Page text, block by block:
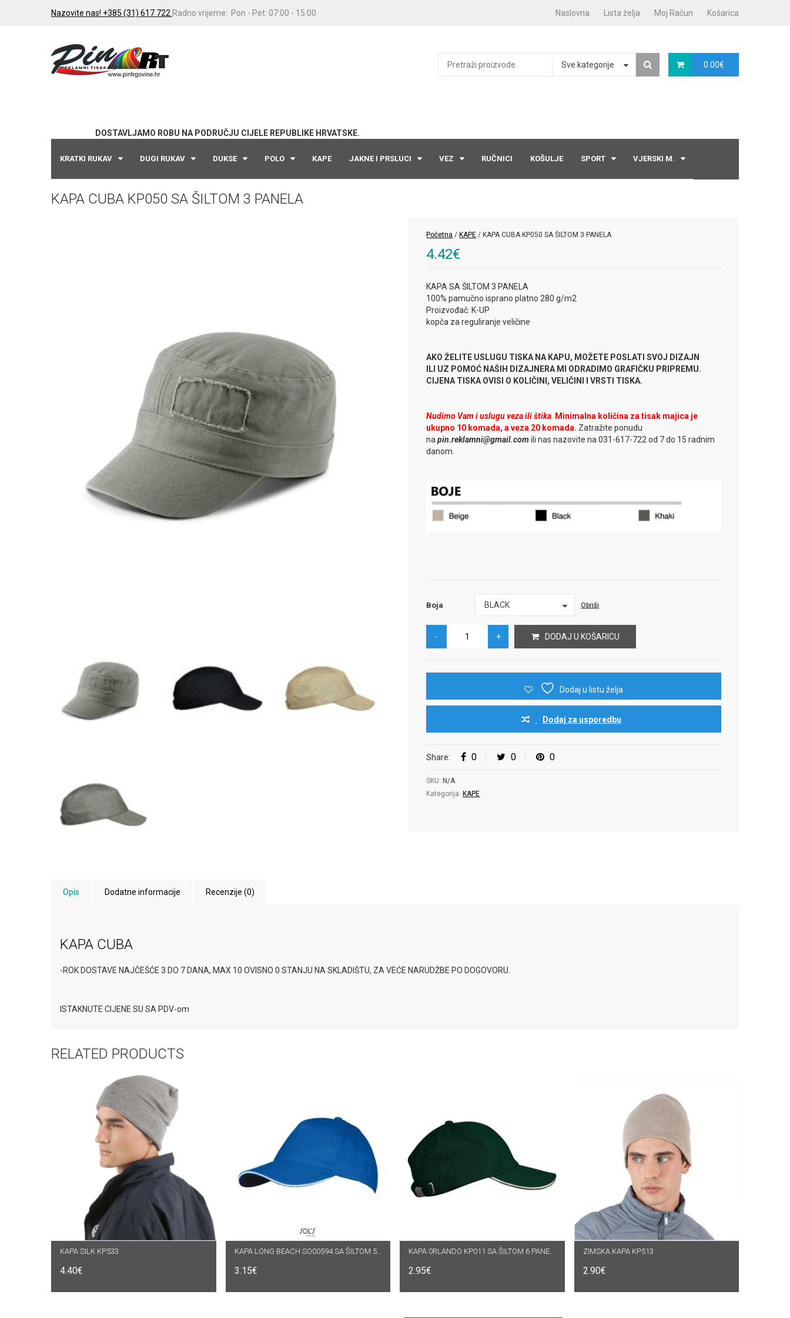
Nazovite nas! +385 (31) 617 722 Radno vrijeme: Pon - Pet: 07:00 - 15:00 Naslovna Lista želja Moj Račun Košarica
DOSTAVLJAMO ROBU NA PODRUČJU CIJELE REPUBLIKE HRVATSKE.
0.00€
Sve kategorije
KRATKI RUKAV DUGI RUKAV DUKSE POLO KAPE JAKNE I PRSLUCI VEZ RUČNICI KOŠULJE SPORT VJERSKI M.
KAPA CUBA KP050 SA ŠILTOM 3 PANELA
Početna / KAPE / KAPA CUBA KP050 SA ŠILTOM 3 PANELA
4.42€
KAPA SA ŠILTOM 3 PANELA
100% pamučno isprano platno 280 g/m2
Proizvođač: K-UP
kopča za reguliranje veličine
AKO ŽELITE USLUGU TISKA NA KAPU, MOŽETE POSLATI SVOJ DIZAJN
ILI UZ POMOĆ NAŠIH DIZAJNERA MI ODRADIMO GRAFIČKU PRIPREMU.
CIJENA TISKA OVISI O KOLIČINI, VELIČINI I VRSTI TISKA.
Nudimo Vam i uslugu veza ili štika Minimalna količina za tisak majica je
ukupno 10 komada, a veza 20 komada. Zatražite ponudu
napin.reklamni@gmail.com ili nas nazovite na 031-617-722 od 7 do 15 radnim
danom.
Boja BLACK
Boja Obriši
DODAJ U KOŠARICU
Dodaj u listu želja
Dodaj za usporedbu
Share: 0 0 0
SKU: N/A
Kategorija: KAPE.
Opis Dodatne informacije Recenzije (0)
KAPA CUBA
-ROK DOSTAVE NAJČEŠĆE 3 DO 7 DANA, MAX 10 OVISNO 0 STANJU NA SKLADIŠTU, ZA VEĆE NARUDŽBE PO DOGOVORU.
ISTAKNUTE CIJENE SU SA PDV-om
RELATED PRODUCTS
KAPA SILK KP533
4.40€
ODABERI OPCIJE KAPA LONG BEACH SO00594 SA ŠILTOM 5 PANELA
3.15€
ODABERI OPCIJE
2.95€
ODABERI OPCIJE ZIMSKA KAPA KP513
2.90€
ODABERI OPCIJE